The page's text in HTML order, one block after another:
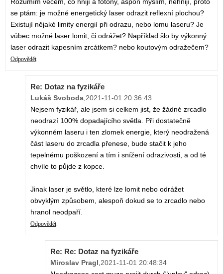
Rozumím věcem, co hnijí a fotony, aspoň myslím, nehnijí, proto
se ptám: je možné energetický laser odrazit reflexní plochou?
Existují nějaké limity energií při odrazu, nebo lomu laseru? Je
vůbec možné laser lomit, či odrážet? Například šlo by výkonný
laser odrazit kapesním zrcátkem? nebo koutovým odražečem?
Odpovědět
Re: Dotaz na fyzikáře
Lukáš Svoboda,2021-11-01 20:36:43
Nejsem fyzikář, ale jsem si celkem jist, že žádné zrcadlo
neodrazí 100% dopadajícího světla. Při dostatečně
výkonném laseru i ten zlomek energie, který neodražená
část laseru do zrcadla přenese, bude stačit k jeho
tepelnému poškození a tím i snížení odrazivosti, a od té
chvíle to půjde z kopce.
Jinak laser je světlo, které lze lomit nebo odrážet
obvyklým způsobem, alespoň dokud se to zrcadlo nebo
hranol neodpaří.
Odpovědět
Re: Re: Dotaz na fyzikáře
Miroslav Pragl,2021-11-01 20:48:34